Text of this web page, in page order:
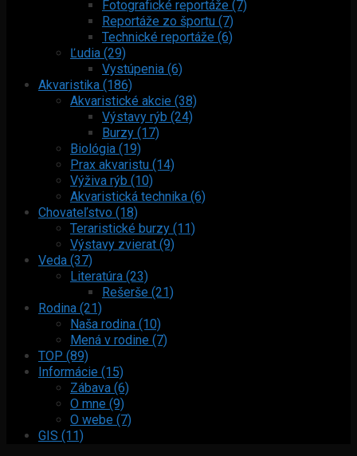
Fotografické reportáže (7)
Reportáže zo športu (7)
Technické reportáže (6)
Ľudia (29)
Vystúpenia (6)
Akvaristika (186)
Akvaristické akcie (38)
Výstavy rýb (24)
Burzy (17)
Biológia (19)
Prax akvaristu (14)
Výživa rýb (10)
Akvaristická technika (6)
Chovateľstvo (18)
Teraristické burzy (11)
Výstavy zvierat (9)
Veda (37)
Literatúra (23)
Rešerše (21)
Rodina (21)
Naša rodina (10)
Mená v rodine (7)
TOP (89)
Informácie (15)
Zábava (6)
O mne (9)
O webe (7)
GIS (11)